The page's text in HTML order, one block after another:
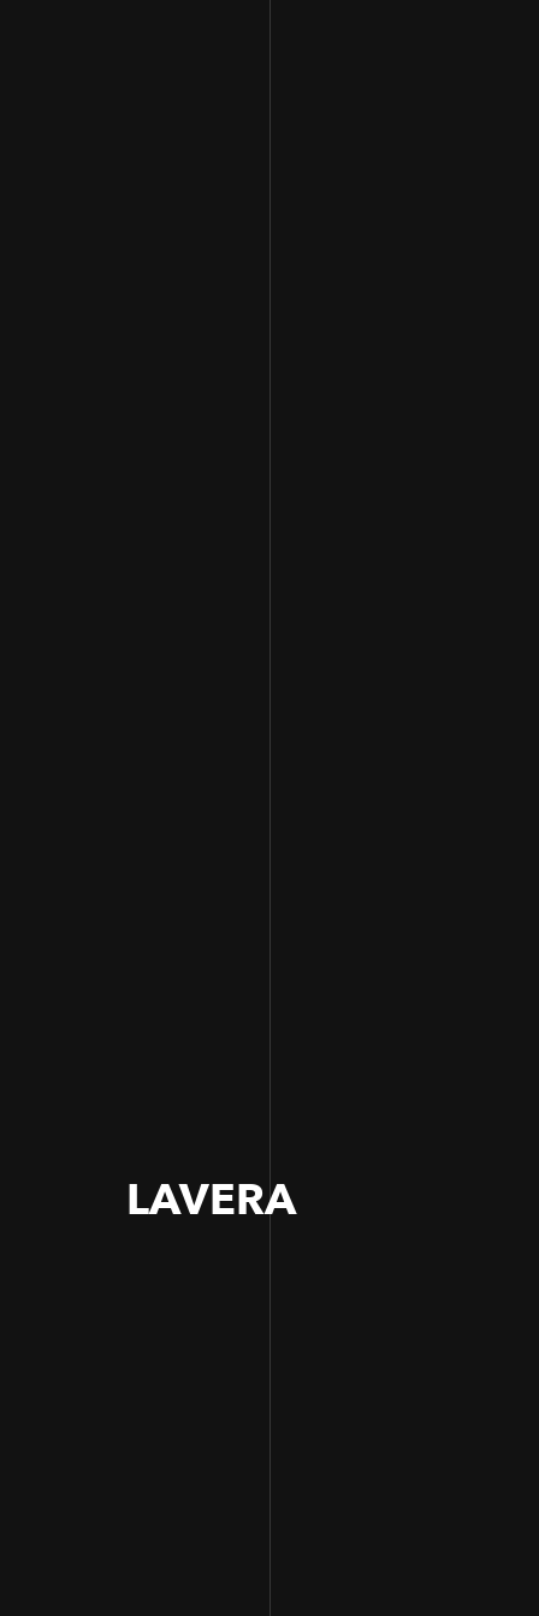
LAVERA